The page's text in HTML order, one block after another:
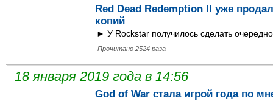
Red Dead Redemption II уже
копий
► У Rockstar получилось сделать
Прочитано 2524 раза
18 января 2019 года в 14:56
God of War стала игрой года по